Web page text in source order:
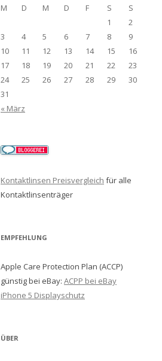
M
D M D F S
S
1
2
3
4 5 6 7 8
9
10
11 12 13 14 15
16
17
18 19 20 21 22
23
24
25 26 27 28 29
30
31
« März
Kontaktlinsen Preisvergleich für alle
Kontaktlinsenträger
EMPFEHLUNG
Apple Care Protection Plan (ACCP)
günstig bei eBay: ACPP bei eBay
iPhone 5 Displayschutz
ÜBER